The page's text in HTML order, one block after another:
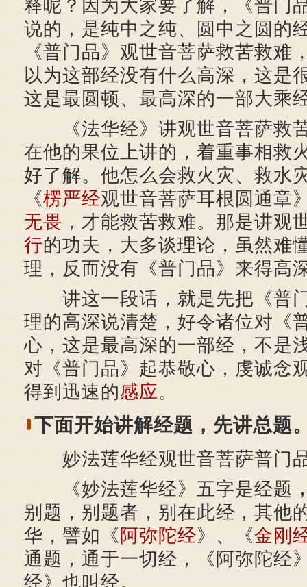
释呢？因为大家要了解，《普门
说的，是纯中之纯、圆中之圆的
《普门品》观世音菩萨救苦救难
以为这部经没有什么高深，这是
这是最圆顿、最高深的一部大乘
《法华经》讲观世音菩萨救
在他的果位上讲的，着重事相救
好了解。他怎么会救火灾、救水
《楞严经观世音菩萨耳根圆通章
无畏 ，才能救苦救难。那是讲观
行的功夫，大多谈理论，虽然难
理，反而没有《普门品》来得高
讲这一段话，就是先把《普
理的高深说清楚，好令诸位对《
心，这是最高深的一部经，不是
对《普门品》起恭敬心，虔诚念
得到迅速的感应。
下面开始讲解经题，先讲总题
妙法莲华经观世音菩萨普门
《妙法莲华经》五字是经题
别题，别题者，别在此经，其他
华，譬如《 阿弥陀经》、《金刚
通题，通于一切经，《阿弥陀经
经》也叫经。